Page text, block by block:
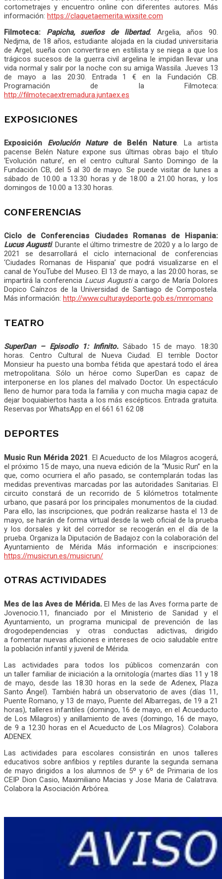
cortometrajes y encuentro online con diferentes autores. Más
información: https://claquetaemerita.wixsite.com
Filmoteca: Papicha, sueños de libertad.Argelia, años 90.
Nedjma, de 18 años, estudiante alojada en la ciudad universitaria
de Argel, sueña con convertirse en estilista y se niega a que los
trágicos sucesos de la guerra civil argelina le impidan llevar una
vida normal y salir por la noche con su amiga Wassila. Jueves 13
de mayo a las 20:30. Entrada 1 € en la Fundación CB.
Programación de la Filmoteca:
http://filmotecaextremadura.juntaex.es
EXPOSICIONES
Exposición Evolución Naturede Belén Nature. La artista
pacense Belén Nature expone sus últimas obras bajo el título
‘Evolución nature’, en el centro cultural Santo Domingo de la
Fundación CB, del 5 al 30 de mayo. Se puede visitar de lunes a
sábado de 10.00 a 13.30 horas y de 18.00 a 21.00 horas, y los
domingos de 10.00 a 13.30 horas.
CONFERENCIAS
Ciclo de Conferencias Ciudades Romanas de Hispania:
Lucus Augusti. Durante el último trimestre de 2020 y a lo largo de
2021 se desarrollará el ciclo internacional de conferencias
‘Ciudades Romanas de Hispania’ que podrá visualizarse en el
canal de YouTube del Museo. El 13 de mayo, a las 20:00 horas, se
impartirá la conferencia Lucus Augustia cargo de María Dolores
Dopico Caínzos de la Universidad de Santiago de Compostela.
Más información: http://www.culturaydeporte.gob.es/mnromano
TEATRO
SuperDan – Episodio 1: Infinito. Sábado 15 de mayo. 18:30
horas. Centro Cultural de Nueva Ciudad. El terrible Doctor
Monsieur ha puesto una bomba fétida que apestará todo el área
metropolitana. Sólo un héroe como SuperDan es capaz de
interponerse en los planes del malvado Doctor. Un espectáculo
lleno de humor para toda la familia y con mucha magia capaz de
dejar boquiabiertos hasta a los más escépticos. Entrada gratuita.
Reservas por WhatsApp en el 661 61 62 08
DEPORTES
Music Run Mérida 2021. El Acueducto de los Milagros acogerá,
el próximo 15 de mayo, una nueva edición de la “Music Run” en la
que, como ocurriera el año pasado, se contemplarán todas las
medidas preventivas marcadas por las autoridades Sanitarias. El
circuito constará de un recorrido de 5 kilómetros totalmente
urbano, que pasará por los principales monumentos de la ciudad.
Para ello, las inscripciones, que podrán realizarse hasta el 13 de
mayo, se harán de forma virtual desde la web oficial de la prueba
y los dorsales y kit del corredor se recogerán en el día de la
prueba. Organiza la Diputación de Badajoz con la colaboración del
Ayuntamiento de Mérida Más información e inscripciones:
https://musicrun.es/musicrun/
OTRAS ACTIVIDADES
Mes de las Aves de Mérida.El Mes de las Aves forma parte de
Jovenocio.11, financiado por el Ministerio de Sanidad y el
Ayuntamiento, un programa municipal de prevención de las
drogodependencias y otras conductas adictivas, dirigido
a fomentar nuevas aficiones e intereses de ocio saludable entre
la población infantil y juvenil de Mérida.
Las actividades para todos los públicos comenzarán con
un taller familiar de iniciación a la ornitología (martes días 11 y 18
de mayo, desde las 18.30 horas en la sede de Adenex, Plaza
Santo Ángel). También habrá un observatorio de aves (días 11,
Puente Romano, y 13 de mayo, Puente del Albarregas, de 19 a 21
horas), talleres infantiles (domingo, 16 de mayo, en el Acueducto
de Los Milagros) y anillamiento de aves (domingo, 16 de mayo,
de 9 a 12.30 horas en el Acueducto de Los Milagros). Colabora
ADENEX.
Las actividades para escolares consistirán en unos talleres
educativos sobre anfibios y reptiles durante la segunda semana
de mayo dirigidos a los alumnos de 5º y 6º de Primaria de los
CEIP Dion Casio, Maximiliano Macias y Jose Maria de Calatrava.
Colabora la Asociación Arbórea.